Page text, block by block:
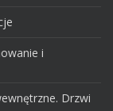
i
Drzwi